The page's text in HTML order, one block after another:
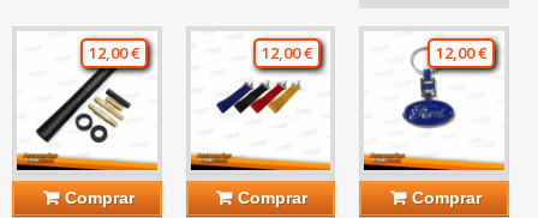
12,00 €
Comprar
12,00 €
Comprar
12,00 €
Comprar